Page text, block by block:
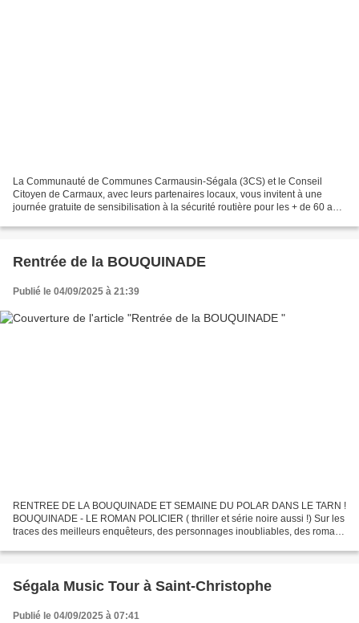
La Communauté de Communes Carmausin-Ségala (3CS) et le Conseil
Citoyen de Carmaux, avec leurs partenaires locaux, vous invitent à une
journée gratuite de sensibilisation à la sécurité routière pour les + de 60 ans.
Rentrée de la BOUQUINADE
Publié le 04/09/2025 à 21:39
RENTREE DE LA BOUQUINADE ET SEMAINE DU POLAR DANS LE TARN !
BOUQUINADE - LE ROMAN POLICIER ( thriller et série noire aussi !) Sur les
traces des meilleurs enquêteurs, des personnages inoubliables, des romans
Ségala Music Tour à Saint-Christophe
Publié le 04/09/2025 à 07:41